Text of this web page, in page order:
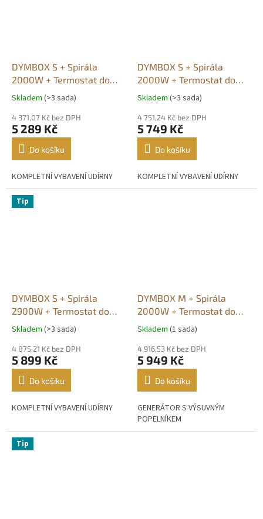
DYMBOX S + Spirála
2000W + Termostat do
2200W
Průměrné
produktu
je
4,4
hvězdiček.
Skladem (>3 sada)
4 371,07 Kč bez DPH
5 289 Kč
Do košíku
KOMPLETNÍ VYBAVENÍ UDÍRNY
DYMBOX S + Spirála
2000W + Termostat do
4500W
Průměrné
produktu
je
5,0
hvězdiček.
Skladem (>3 sada)
4 751,24 Kč bez DPH
5 749 Kč
Do košíku
KOMPLETNÍ VYBAVENÍ UDÍRNY
Tip
DYMBOX S + Spirála
2900W + Termostat do
4500W
Průměrné
produktu
je
5,0
hvězdiček.
Skladem (>3 sada)
4 875,21 Kč bez DPH
5 899 Kč
Do košíku
KOMPLETNÍ VYBAVENÍ UDÍRNY
DYMBOX M + Spirála
2000W + Termostat do
2200W
Průměrné
produktu
je
4,6
hvězdiček.
Skladem (1 sada)
4 916,53 Kč bez DPH
5 949 Kč
Do košíku
GENERÁTOR S VÝSUVNÝM
POPELNÍKEM
Tip